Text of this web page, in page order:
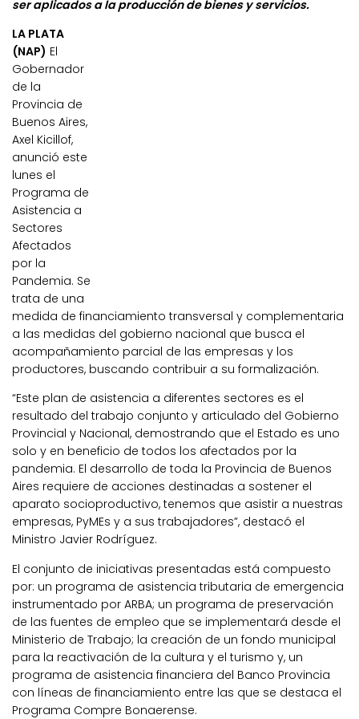
ser aplicados a la producción de bienes y servicios.
LA PLATA
(NAP) El
Gobernador
de la
Provincia de
Buenos Aires,
Axel Kicillof,
anunció este
lunes el
Programa de
Asistencia a
Sectores
Afectados
por la
Pandemia. Se
trata de una
medida de financiamiento transversal y complementaria
a las medidas del gobierno nacional que busca el
acompañamiento parcial de las empresas y los
productores, buscando contribuir a su formalización.
“Este plan de asistencia a diferentes sectores es el
resultado del trabajo conjunto y articulado del Gobierno
Provincial y Nacional, demostrando que el Estado es uno
solo y en beneficio de todos los afectados por la
pandemia. El desarrollo de toda la Provincia de Buenos
Aires requiere de acciones destinadas a sostener el
aparato socioproductivo, tenemos que asistir a nuestras
empresas, PyMEs y a sus trabajadores”, destacó el
Ministro Javier Rodríguez.
El conjunto de iniciativas presentadas está compuesto
por: un programa de asistencia tributaria de emergencia
instrumentado por ARBA; un programa de preservación
de las fuentes de empleo que se implementará desde el
Ministerio de Trabajo; la creación de un fondo municipal
para la reactivación de la cultura y el turismo y, un
programa de asistencia financiera del Banco Provincia
con líneas de financiamiento entre las que se destaca el
Programa Compre Bonaerense.